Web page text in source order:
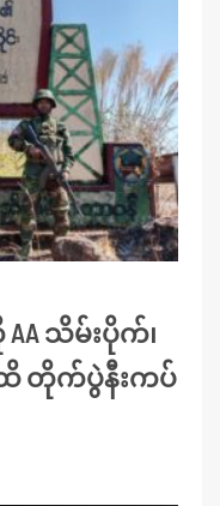
သိမ်းပိုက်၊
တိုက်ပွဲနီးကပ်